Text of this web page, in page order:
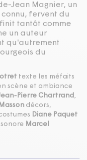
Jean Magnier, un
fervent du
tantôt comme
un auteur
qu'autrement
du
texte les méfaits
scène et ambiance
Pierre Chartrand ,
décors,
Diane Paquet
Marcel